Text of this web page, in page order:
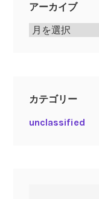
アーカイブ
ア
カテゴリー
unclassified